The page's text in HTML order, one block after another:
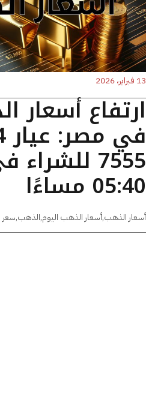
13 فبراير، 2026
ارتفاع أسعار
7555
05:40 مساءًا
أسعار الذهب,أسعار الذهب اليوم,الذهب,